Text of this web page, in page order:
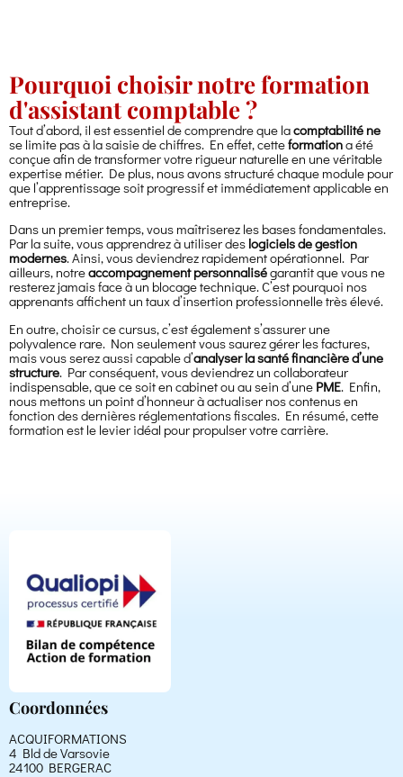
Pourquoi choisir notre formation
d'assistant comptable ?
Tout d’abord, il est essentiel de comprendre que lacomptabilité ne
se limite pas à la saisie de chiffres. En effet, cetteformationa été
conçue afin de transformer votre rigueur naturelle en une véritable
expertise métier. De plus, nous avons structuré chaque module pour
que l’apprentissage soit progressif et immédiatement applicable en
entreprise.
Dans un premier temps, vous maîtriserez les bases fondamentales.
Par la suite, vous apprendrez à utiliser des logiciels de gestion
modernes. Ainsi, vous deviendrez rapidement opérationnel. Par
ailleurs, notreaccompagnement personnaliségarantit que vous ne
resterez jamais face à un blocage technique. C’est pourquoi nos
apprenants affichent un taux d’insertion professionnelle très élevé.
En outre, choisir ce cursus, c’est également s’assurer une
polyvalence rare. Non seulement vous saurez gérer les factures,
mais vous serez aussi capable d’analyser la santé financière d’une
structure. Par conséquent, vous deviendrez un collaborateur
indispensable, que ce soit en cabinet ou au sein d’une PME. Enfin,
nous mettons un point d’honneur à actualiser nos contenus en
fonction des dernières réglementations fiscales. En résumé, cette
formation est le levier idéal pour propulser votre carrière.
Coordonnées
ACQUIFORMATIONS
4 Bld de Varsovie
24100 BERGERAC